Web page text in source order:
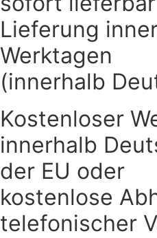
Lieferung
Werktagen
(innerhalb
Kostenloser
innerhalb
der EU oder
kostenlose
telefonischer